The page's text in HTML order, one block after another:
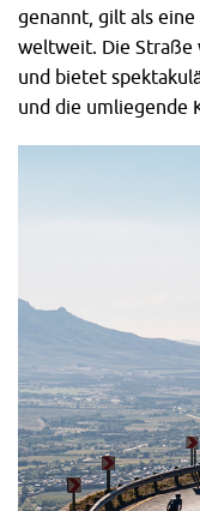
genannt, gilt als
weltweit. Die Straße
und bietet
und die umliegende